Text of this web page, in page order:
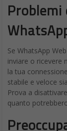
Visione e
Antonio Corghi,
afferma: “Il
il modo in cui le
l’Intelligenza
innovazione per
europee.”